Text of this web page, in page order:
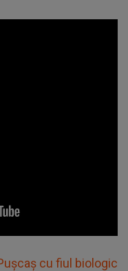
cu fiul biologic